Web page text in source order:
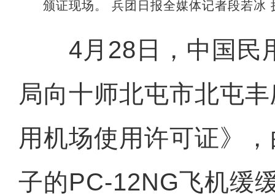
颁证现场。 兵团日报全媒体记者段若冰
4月28日，中国民
局向十师北屯市北屯
用机场使用许可证》
子的PC-12NG飞机缓